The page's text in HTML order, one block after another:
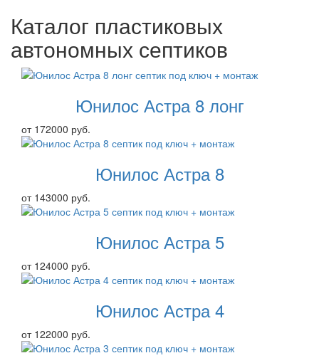
Каталог пластиковых
автономных септиков
Юнилос Астра 8 лонг
от 172000 руб.
Юнилос Астра 8
от 143000 руб.
Юнилос Астра 5
от 124000 руб.
Юнилос Астра 4
от 122000 руб.